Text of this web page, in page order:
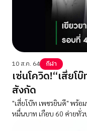
10 ส.ค. 64 กีฬา
เซ่นโควิด!“เสี่ยโ
สังกัด
"เสี่ยโบ๊ท เพชรยินดี" พร้อ
หมื่นบาท เกือบ 60 ค่ายทั่